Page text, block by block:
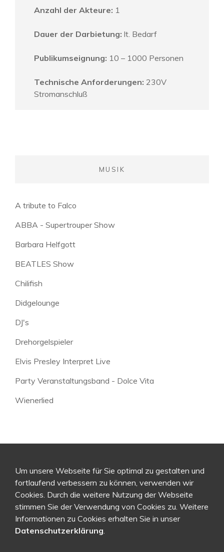
Anzahl der Akteure: 1
Dauer der Darbietung: lt. Bedarf
Publikumseignung: 10 – 1000 Personen
Technische Anforderungen: 230V
Stromanschluß
MUSIK
A tribute to Falco
ABBA - Supertrouper Show
Barbara Helfgott
BEATLES Show
Chilifish
Didgelounge
DJ's
Drehorgelspieler
Elvis Presley Interpret Live
Party Veranstaltungsband - Dolce Vita
Wienerlied
Um unsere Webseite für Sie optimal zu gestalten und
fortlaufend verbessern zu können, verwenden wir
Cookies. Durch die weitere Nutzung der Webseite
stimmen Sie der Verwendung von Cookies zu. Weitere
Informationen zu Cookies erhalten Sie in unser
Datenschutzerklärung.